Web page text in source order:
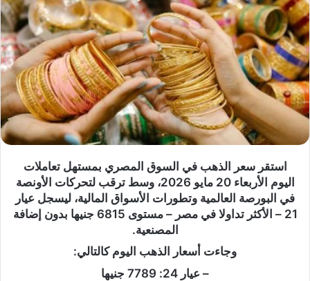
استقر سعر الذهب في السوق المصري بمستهل تعاملات
اليوم الأربعاء 20 مايو 2026، وسط ترقب لتحركات الأونصة
في البورصة العالمية وتطورات الأسواق المالية، ليسجل عيار
21 – الأكثر تداولا في مصر – مستوى 6815 جنيها بدون إضافة
المصنعية.
وجاءت أسعار الذهب اليوم كالتالي:
– عيار 24: 7789 جنيها